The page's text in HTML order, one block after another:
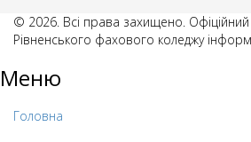
© 2026. Всі права захищено.
Рівненського фахового коледжу
Меню
Головна